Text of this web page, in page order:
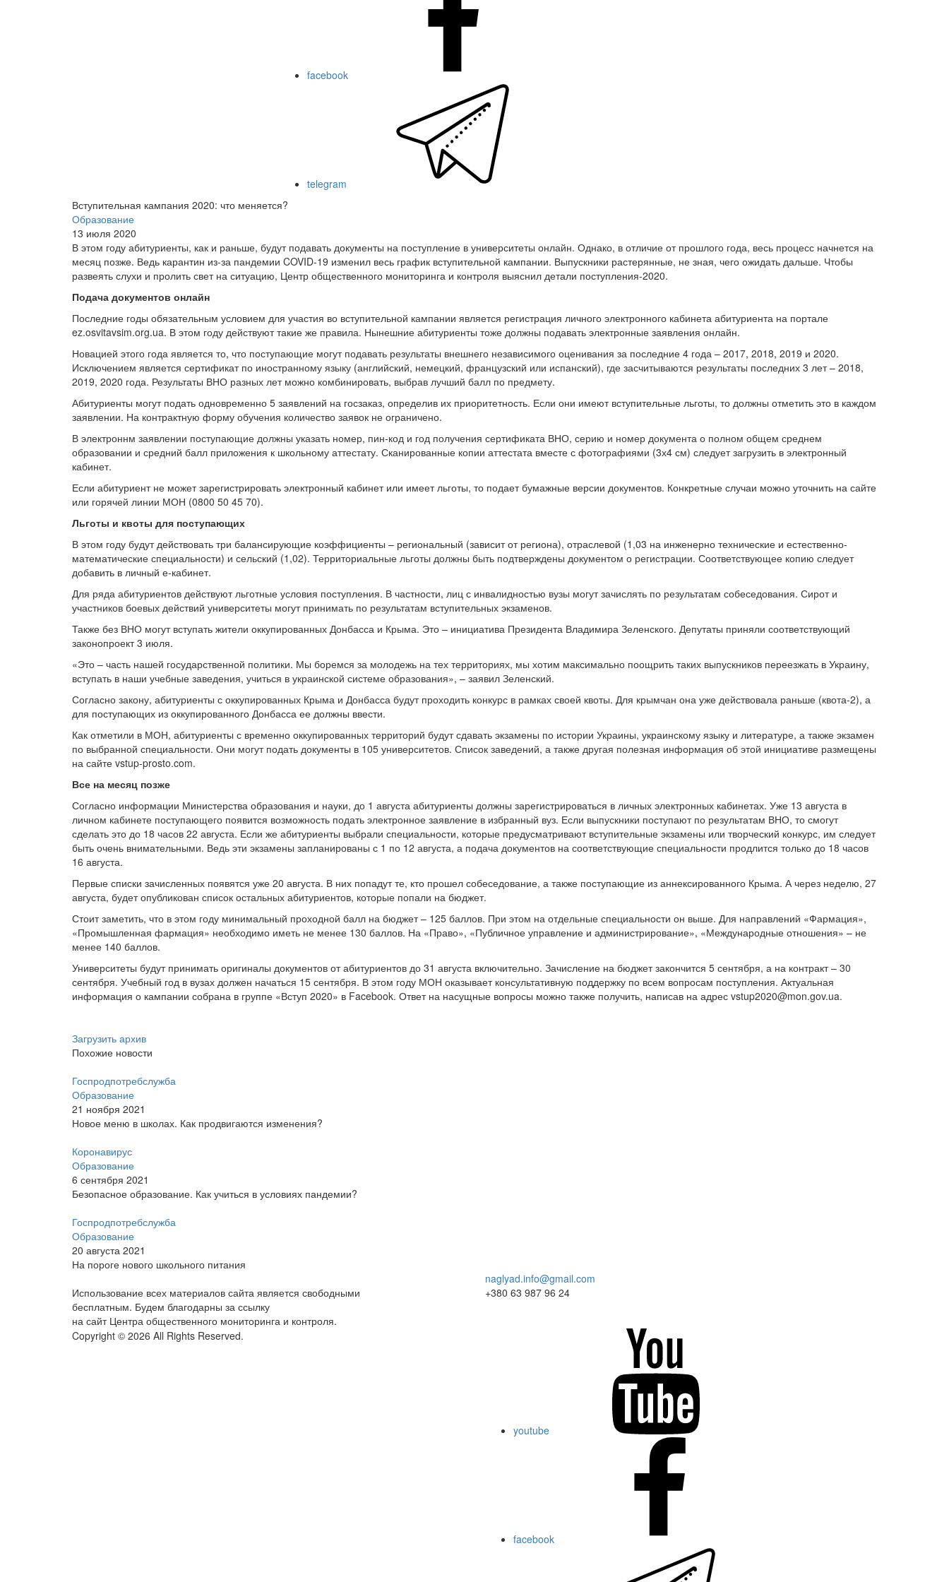
facebook
telegram
Вступительная кампания 2020: что меняется?
Образование
13 июля 2020
В этом году абитуриенты, как и раньше, будут подавать документы на поступление в университеты онлайн. Однако, в отличие от прошлого года, весь процесс начнется на
месяц позже. Ведь карантин из-за пандемии COVID-19 изменил весь график вступительной кампании. Выпускники растерянные, не зная, чего ожидать дальше. Чтобы
развеять слухи и пролить свет на ситуацию, Центр общественного мониторинга и контроля выяснил детали поступления-2020.
Подача документов онлайн
Последние годы обязательным условием для участия во вступительной кампании является регистрация личного электронного кабинета абитуриента на портале
ez.osvitavsim.org.ua. В этом году действуют такие же правила. Нынешние абитуриенты тоже должны подавать электронные заявления онлайн.
Новацией этого года является то, что поступающие могут подавать результаты внешнего независимого оценивания за последние 4 года – 2017, 2018, 2019 и 2020.
Исключением является сертификат по иностранному языку (английский, немецкий, французский или испанский), где засчитываются результаты последних 3 лет – 2018,
2019, 2020 года. Результаты ВНО разных лет можно комбинировать, выбрав лучший балл по предмету.
Абитуриенты могут подать одновременно 5 заявлений на госзаказ, определив их приоритетность. Если они имеют вступительные льготы, то должны отметить это в каждом
заявлении. На контрактную форму обучения количество заявок не ограничено.
В электроннм заявлении поступающие должны указать номер, пин-код и год получения сертификата ВНО, серию и номер документа о полном общем среднем
образовании и средний балл приложения к школьному аттестату. Сканированные копии аттестата вместе с фотографиями (3х4 см) следует загрузить в электронный
кабинет.
Если абитуриент не может зарегистрировать электронный кабинет или имеет льготы, то подает бумажные версии документов. Конкретные случаи можно уточнить на сайте
или горячей линии МОН (0800 50 45 70).
Льготы и квоты для поступающих
В этом году будут действовать три балансирующие коэффициенты – региональный (зависит от региона), отраслевой (1,03 на инженерно технические и естественно-
математические специальности) и сельский (1,02). Территориальные льготы должны быть подтверждены документом о регистрации. Соответствующее копию следует
добавить в личный е-кабинет.
Для ряда абитуриентов действуют льготные условия поступления. В частности, лиц с инвалидностью вузы могут зачислять по результатам собеседования. Сирот и
участников боевых действий университеты могут принимать по результатам вступительных экзаменов.
Также без ВНО могут вступать жители оккупированных Донбасса и Крыма. Это – инициатива Президента Владимира Зеленского. Депутаты приняли соответствующий
законопроект 3 июля.
«Это – часть нашей государственной политики. Мы боремся за молодежь на тех территориях, мы хотим максимально поощрить таких выпускников переезжать в Украину,
вступать в наши учебные заведения, учиться в украинской системе образования», – заявил Зеленский.
Согласно закону, абитуриенты с оккупированных Крыма и Донбасса будут проходить конкурс в рамках своей квоты. Для крымчан она уже действовала раньше (квота-2), а
для поступающих из оккупированного Донбасса ее должны ввести.
Как отметили в МОН, абитуриенты с временно оккупированных территорий будут сдавать экзамены по истории Украины, украинскому языку и литературе, а также экзамен
по выбранной специальности. Они могут подать документы в 105 университетов. Список заведений, а также другая полезная информация об этой инициативе размещены
на сайте vstup-prosto.com.
Все на месяц позже
Согласно информации Министерства образования и науки, до 1 августа абитуриенты должны зарегистрироваться в личных электронных кабинетах. Уже 13 августа в
личном кабинете поступающего появится возможность подать электронное заявление в избранный вуз. Если выпускники поступают по результатам ВНО, то смогут
сделать это до 18 часов 22 августа. Если же абитуриенты выбрали специальности, которые предусматривают вступительные экзамены или творческий конкурс, им следует
быть очень внимательными. Ведь эти экзамены запланированы с 1 по 12 августа, а подача документов на соответствующие специальности продлится только до 18 часов
16 августа.
Первые списки зачисленных появятся уже 20 августа. В них попадут те, кто прошел собеседование, а также поступающие из аннексированного Крыма. А через неделю, 27
августа, будет опубликован список остальных абитуриентов, которые попали на бюджет.
Стоит заметить, что в этом году минимальный проходной балл на бюджет – 125 баллов. При этом на отдельные специальности он выше. Для направлений «Фармация»,
«Промышленная фармация» необходимо иметь не менее 130 баллов. На «Право», «Публичное управление и администрирование», «Международные отношения» – не
менее 140 баллов.
Университеты будут принимать оригиналы документов от абитуриентов до 31 августа включительно. Зачисление на бюджет закончится 5 сентября, а на контракт – 30
сентября. Учебный год в вузах должен начаться 15 сентября. В этом году МОН оказывает консультативную поддержку по всем вопросам поступления. Актуальная
информация о кампании собрана в группе «Вступ 2020» в Facebook. Ответ на насущные вопросы можно также получить, написав на адрес vstup2020@mon.gov.ua.
Загрузить архив
Похожие новости
Госпродпотребслужба
Образование
21 ноября 2021
Новое меню в школах. Как продвигаются изменения?
Коронавирус
Образование
6 сентября 2021
Безопасное образование. Как учиться в условиях пандемии?
Госпродпотребслужба
Образование
20 августа 2021
На пороге нового школьного питания
Использование всех материалов сайта является свободными
бесплатным. Будем благодарны за ссылку
на сайт Центра общественного мониторинга и контроля.
naglyad.info@gmail.com
+380 63 987 96 24
Copyright © 2026 All Rights Reserved.
youtube
facebook